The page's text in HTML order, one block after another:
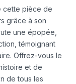
cette pièce de
grâce à son
une épopée,
témoignant
Offrez-vous le
et de
de tous les